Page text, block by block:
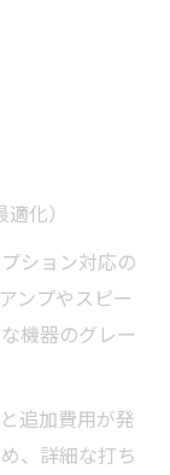
化）
ション対応の
ンプやスピー
機器のグレー
追加費用が発
、詳細な打ち